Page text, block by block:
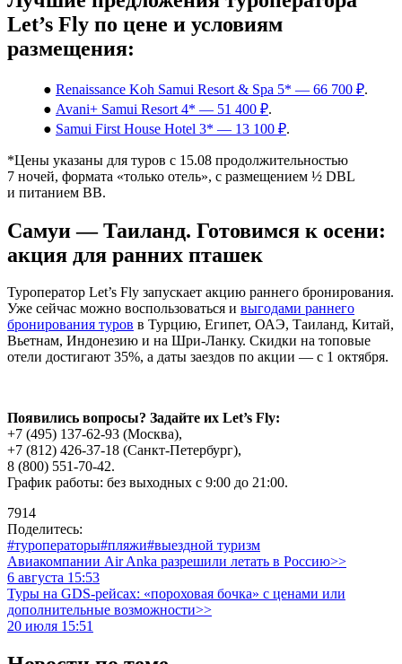
Let’s Fly по цене и условиям
размещения:
● Renaissance Koh Samui Resort & Spa 5* — 66 700 ₽.
● Avani+ Samui Resort 4* — 51 400 ₽.
● Samui First House Hotel 3* — 13 100 ₽.
*Цены указаны для туров с 15.08 продолжительностью
7 ночей, формата «только отель», с размещением ½ DBL
и питанием ВВ.
Самуи — Таиланд. Готовимся к осени:
акция для ранних пташек
Туроператор Let’s Fly запускает акцию раннего бронирования.
Уже сейчас можно воспользоваться и выгодами раннего
бронирования туров в Турцию, Египет, ОАЭ, Таиланд, Китай,
Вьетнам, Индонезию и на Шри-Ланку. Скидки на топовые
отели достигают 35%, а даты заездов по акции — с 1 октября.
Появились вопросы? Задайте их Let’s Fly:
+7 (495) 137-62-93 (Москва),
+7 (812) 426-37-18 (Санкт-Петербург),
8 (800) 551-70-42.
График работы: без выходных с 9:00 до 21:00.
7914
Поделитесь:
#туроператоры#пляжи#выездной туризм
Авиакомпании Air Anka разрешили летать в Россию>>
6 августа 15:53
Туры на GDS-рейсах: «пороховая бочка» с ценами или
дополнительные возможности>>
20 июля 15:51